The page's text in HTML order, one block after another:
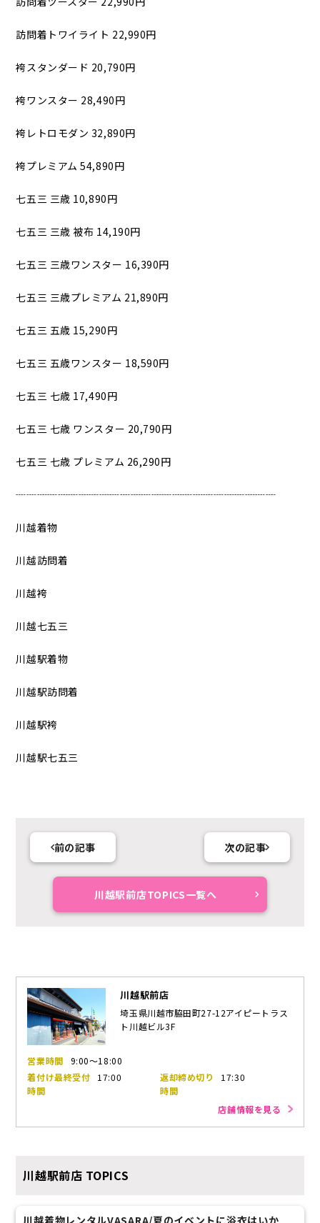
訪問着トワイライト 22,990円
袴スタンダード 20,790円
袴ワンスター 28,490円
袴レトロモダン 32,890円
袴プレミアム 54,890円
七五三 三歳 10,890円
七五三 三歳 被布 14,190円
七五三 三歳ワンスター 16,390円
七五三 三歳プレミアム 21,890円
七五三 五歳 15,290円
七五三 五歳ワンスター 18,590円
七五三 七歳 17,490円
七五三 七歳 ワンスター 20,790円
七五三 七歳 プレミアム 26,290円
┈┈┈┈┈┈┈┈┈┈┈┈┈┈┈┈┈┈┈┈┈┈┈┈┈
川越着物
川越訪問着
川越袴
川越七五三
川越駅着物
川越駅訪問着
川越駅袴
川越駅七五三
前の記事 次の記事
川越駅前店TOPICS一覧へ
川越駅前店
埼玉県川越市脇田町27-12アイピートラス
ト川越ビル3F
営業時間
9:00～18:00
着付け最終受付
時間
17:00
返却締め切り
時間
17:30
店舗情報を見る
川越駅前店 TOPICS
川越着物レンタルVASARA/夏のイベントに浴衣はいか